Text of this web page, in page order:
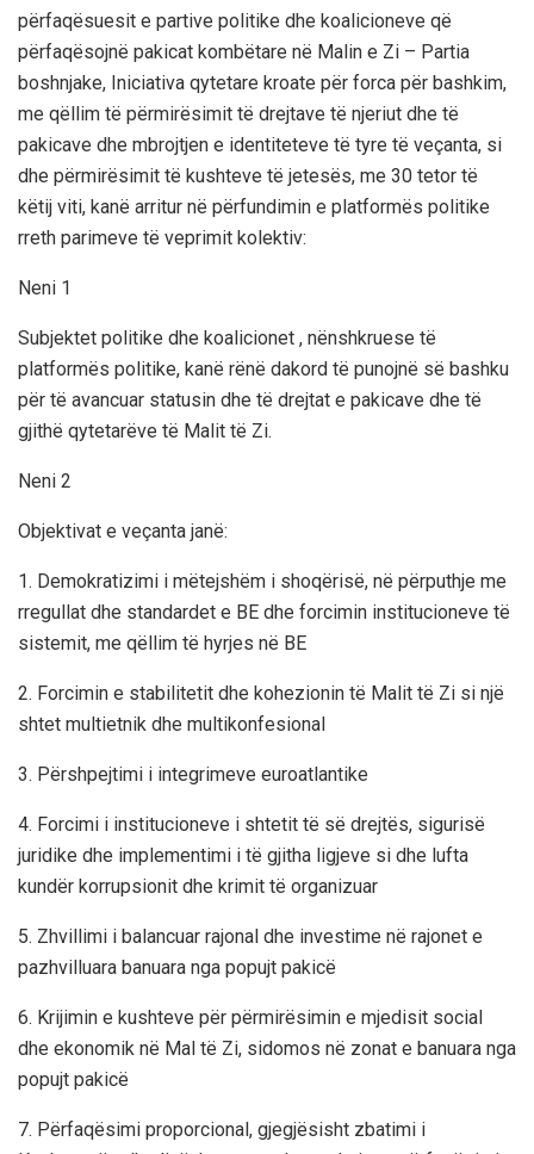
përfaqësuesit e partive politike dhe koalicioneve që
përfaqësojnë pakicat kombëtare në Malin e Zi – Partia
boshnjake, Iniciativa qytetare kroate për forca për bashkim,
me qëllim të përmirësimit të drejtave të njeriut dhe të
pakicave dhe mbrojtjen e identiteteve të tyre të veçanta, si
dhe përmirësimit të kushteve të jetesës, me 30 tetor të
këtij viti, kanë arritur në përfundimin e platformës politike
rreth parimeve të veprimit kolektiv:
Neni 1
Subjektet politike dhe koalicionet , nënshkruese të
platformës politike, kanë rënë dakord të punojnë së bashku
për të avancuar statusin dhe të drejtat e pakicave dhe të
gjithë qytetarëve të Malit të Zi.
Neni 2
Objektivat e veçanta janë:
1. Demokratizimi i mëtejshëm i shoqërisë, në përputhje me
rregullat dhe standardet e BE dhe forcimin institucioneve të
sistemit, me qëllim të hyrjes në BE
2. Forcimin e stabilitetit dhe kohezionin të Malit të Zi si një
shtet multietnik dhe multikonfesional
3. Përshpejtimi i integrimeve euroatlantike
4. Forcimi i institucioneve i shtetit të së drejtës, sigurisë
juridike dhe implementimi i të gjitha ligjeve si dhe lufta
kundër korrupsionit dhe krimit të organizuar
5. Zhvillimi i balancuar rajonal dhe investime në rajonet e
pazhvilluara banuara nga popujt pakicë
6. Krijimin e kushteve për përmirësimin e mjedisit social
dhe ekonomik në Mal të Zi, sidomos në zonat e banuara nga
popujt pakicë
7. Përfaqësimi proporcional, gjegjësisht zbatimi i